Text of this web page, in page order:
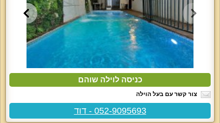
כניסה לוילה שוהם
צור קשר עם בעל הוילה
052-9095693 - דוד